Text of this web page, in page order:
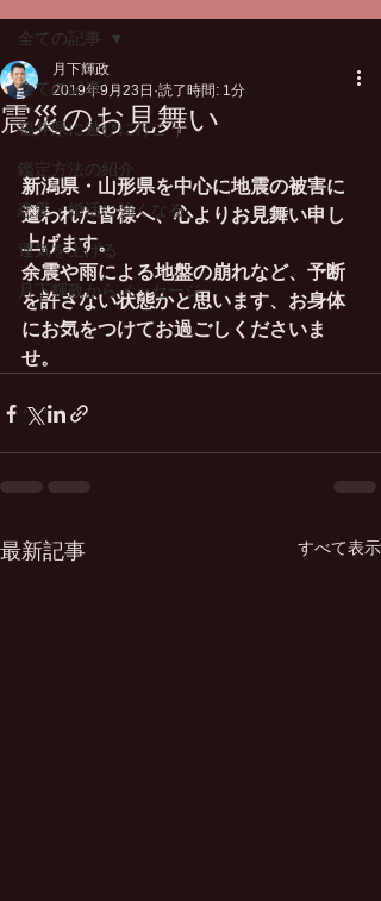
全ての記事
福井県に遊びに行こう
鑑定方法の紹介
恋愛・婚活に強くなる
運気を上げる
月下輝政からメッセージ
全ての記事
震災のお見舞い
月下輝政
2019年9月23日 読了時間: 1分
新潟県・山形県を中心に地震の被害に
遭われた皆様へ、心よりお見舞い申し
上げます。
余震や雨による地盤の崩れなど、予断
を許さない状態かと思います、お身体
にお気をつけてお過ごしくださいま
せ。
最新記事 すべて表示